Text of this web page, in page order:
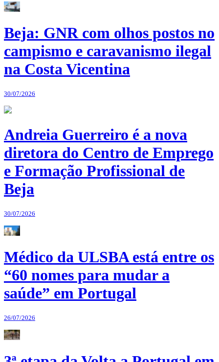
Beja: GNR com olhos postos no
campismo e caravanismo ilegal
na Costa Vicentina
30/07/2026
Andreia Guerreiro é a nova
diretora do Centro de Emprego
e Formação Profissional de
Beja
30/07/2026
Médico da ULSBA está entre os
“60 nomes para mudar a
saúde” em Portugal
26/07/2026